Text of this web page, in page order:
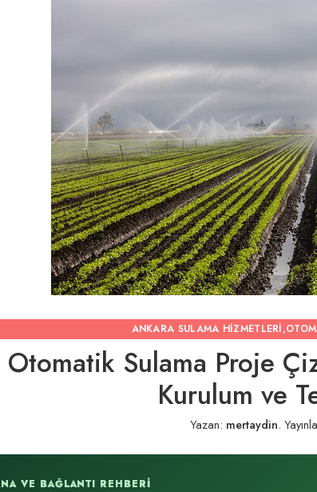
ANKARA SULAMA HIZMETLERI,
Otomatik Sulama Proje
Kurulum ve
Yazan: mertaydin.
VE BAĞLANTI REHBERI